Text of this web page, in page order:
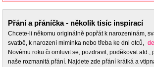
Přání a přáníčka - několik tisíc inspirací
Chcete-li někomu originálně popřát k narozeninám,
svatbě, k narození miminka nebo třeba ke dni otců,
Novému roku či omluvit se, pozdravit, poděkovat atd.,
naše rozmanitá přání. Najdete zde přání krátká a